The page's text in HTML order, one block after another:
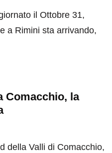
il Ottobre 31,
a Rimini sta arrivando,
Comacchio, la
della Valli di Comacchio,